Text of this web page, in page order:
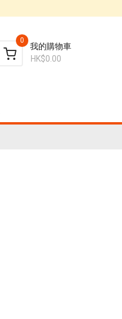
我的購物車
0
HK$0.00